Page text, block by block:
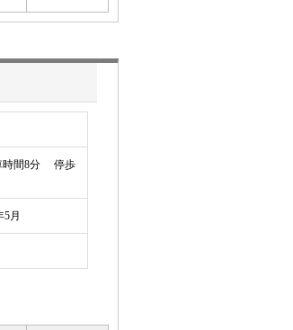
間8分 停歩
5月